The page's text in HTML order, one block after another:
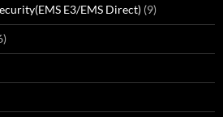
E3/EMS Direct) (9)